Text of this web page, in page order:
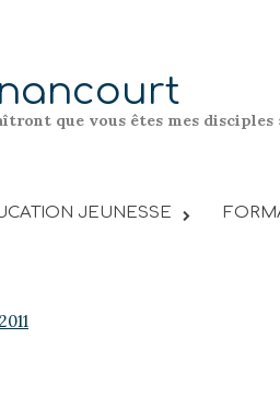
que vous êtes mes disciples
JEUNESSE